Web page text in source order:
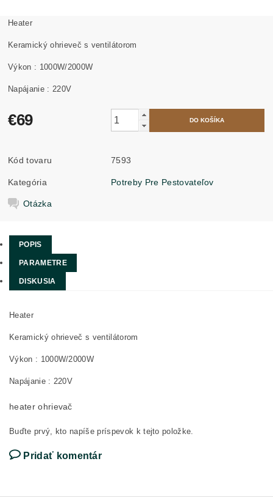
Heater
Keramický ohrieveč s ventilátorom
Výkon : 1000W/2000W
Napájanie : 220V
€69
Kód tovaru 7593
Kategória Potreby Pre Pestovateľov
Otázka
POPIS
PARAMETRE
DISKUSIA
Heater
Keramický ohrieveč s ventilátorom
Výkon : 1000W/2000W
Napájanie : 220V
heater ohrievač
Buďte prvý, kto napíše príspevok k tejto položke.
Pridať komentár